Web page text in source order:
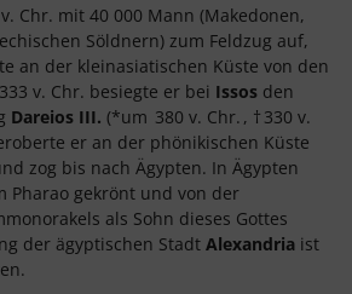
Chr. mit 40 000 Mann (Makedonen,
Söldnern) zum Feldzug auf,
an der kleinasiatischen Küste von den
v. Chr. besiegte er bei Issos den
Dareios III. (*um 380 v. Chr. , † 330 v.
er an der phönikischen Küste
zog bis nach Ägypten. In Ägypten
Pharao gekrönt und von der
als Sohn dieses Gottes
der ägyptischen Stadt Alexandria ist